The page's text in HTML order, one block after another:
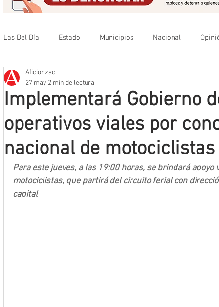
Las Del Día Estado Municipios Nacional
Que no se olvide
Mineros LNBP
Implementará Gobierno
operativos viales por
nacional de motociclistas
Aficionzac
27 may 2 min de lectura
Para este jueves, a las 19:00 horas, se brindará apoyo
motociclistas, que partirá del circuito ferial con
capital